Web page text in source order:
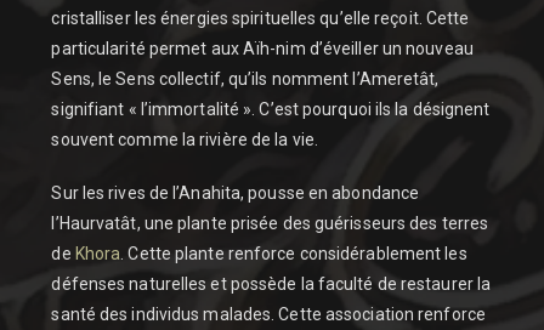
cristalliser les énergies spirituelles qu’elle reçoit. Cette
particularité permet aux Aïh-nim d’éveiller un nouveau
Sens, le Sens collectif, qu’ils nomment l’Ameretât,
signifiant « l’immortalité ». C’est pourquoi ils la désignent
souvent comme la rivière de la vie.
Sur les rives de l’Anahita, pousse en abondance
l’Haurvatât, une plante prisée des guérisseurs des terres
de Khora . Cette plante renforce considérablement les
défenses naturelles et possède la faculté de restaurer la
santé des individus malades. Cette association renforce